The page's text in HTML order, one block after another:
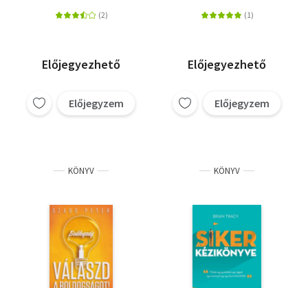
Előjegyezhető
Előjegyzem
Előjegyezhető
Előjegyzem
KÖNYV KÖNYV